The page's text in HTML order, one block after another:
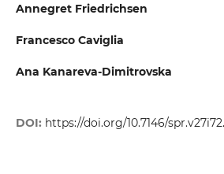
Annegret Friedrichsen
Francesco Caviglia
Ana Kanareva-Dimitrovska
DOI: https://doi.org/10.7146/